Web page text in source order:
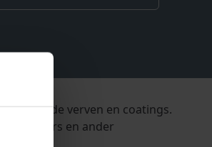
verven en coatings.
rollers en ander